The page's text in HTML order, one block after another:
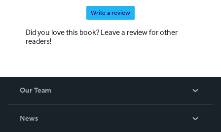
Write a review
Did you love this book? Leave a review for other
readers!
Our Team
News